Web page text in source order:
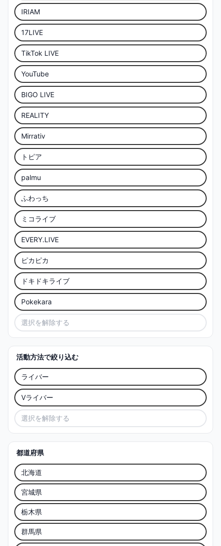
IRIAM
17LIVE
TikTok LIVE
YouTube
BIGO LIVE
REALITY
Mirrativ
トピア
palmu
ふわっち
ミコライブ
EVERY.LIVE
ピカピカ
ドキドキライブ
Pokekara
選択を解除する
活動方法で絞り込む
ライバー
Vライバー
選択を解除する
都道府県
北海道
宮城県
栃木県
群馬県